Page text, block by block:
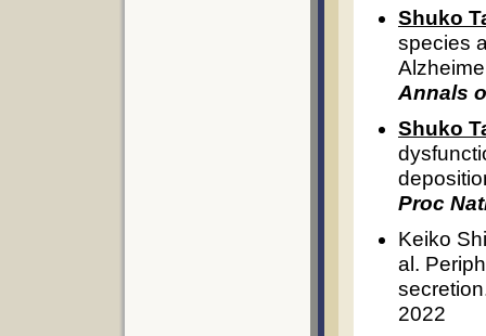
Shuko
species
Annals
Shuko
Proc
Keiko
al.
2022